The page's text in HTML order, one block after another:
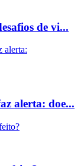
de vi...
alerta: doe...